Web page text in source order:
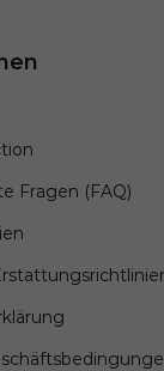
Fragen (FAQ)